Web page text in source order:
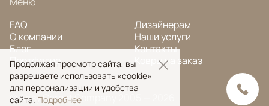
FAQ
О компании
Блог
Портфолио
Дизайнерам
Наши услуги
Контакты
Ковры на заказ
© Ansy Carpet Company 2005 — 2026
Продолжая просмотр сайта, вы
разрешаете использовать «cookie»
для персонализации и удобства
сайта. Подробнее